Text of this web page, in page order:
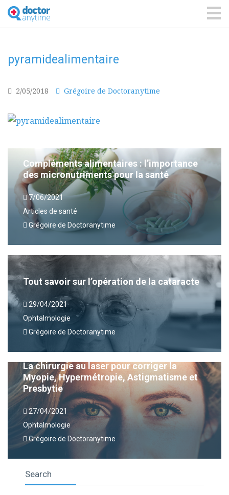
DoctorAnyTime
You
are
pyramidealimentaire
2/05/2018 Grégoire de Doctoranytime
Compléments alimentaires : l’importance
des micronutriments pour la santé
7/06/2021
Articles de santé
Grégoire de Doctoranytime
Tout savoir sur l’opération de la cataracte
29/04/2021
Ophtalmologie
Grégoire de Doctoranytime
La chirurgie au laser pour corriger la
Myopie, Hypermétropie, Astigmatisme et
Presbytie
27/04/2021
Ophtalmologie
Grégoire de Doctoranytime
Search